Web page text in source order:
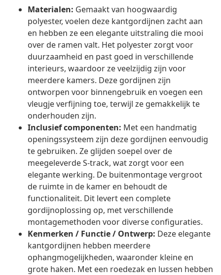
Materialen: Gemaakt van hoogwaardig
polyester, voelen deze kantgordijnen zacht aan
en hebben ze een elegante uitstraling die mooi
over de ramen valt. Het polyester zorgt voor
duurzaamheid en past goed in verschillende
interieurs, waardoor ze veelzijdig zijn voor
meerdere kamers. Deze gordijnen zijn
ontworpen voor binnengebruik en voegen een
vleugje verfijning toe, terwijl ze gemakkelijk te
onderhouden zijn.
Inclusief componenten: Met een handmatig
openingssysteem zijn deze gordijnen eenvoudig
te gebruiken. Ze glijden soepel over de
meegeleverde S-track, wat zorgt voor een
elegante werking. De buitenmontage vergroot
de ruimte in de kamer en behoudt de
functionaliteit. Dit levert een complete
gordijnoplossing op, met verschillende
montagemethoden voor diverse configuraties.
Kenmerken / Functie / Ontwerp: Deze elegante
kantgordijnen hebben meerdere
ophangmogelijkheden, waaronder kleine en
grote haken. Met een roedezak en lussen hebben